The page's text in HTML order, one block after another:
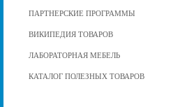
ПАРТНЕРСКИЕ ПРОГРАММЫ
ВИКИПЕДИЯ ТОВАРОВ
ЛАБОРАТОРНАЯ МЕБЕЛЬ
КАТАЛОГ ПОЛЕЗНЫХ ТОВАРОВ